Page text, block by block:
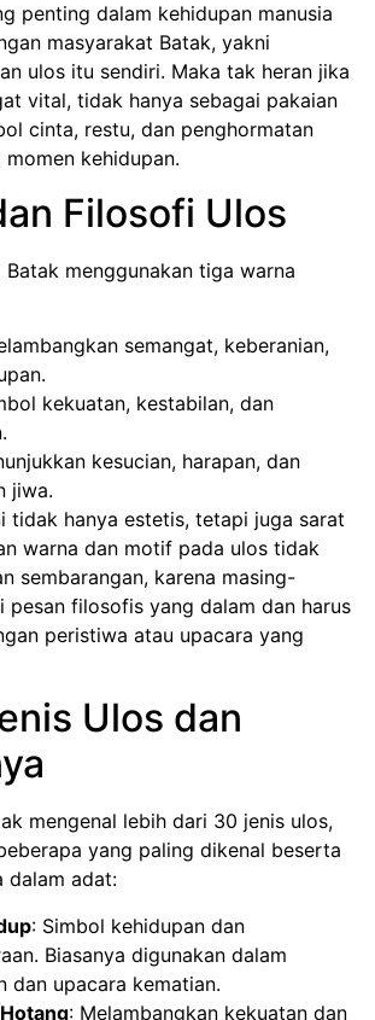
penting dalam kehidupan manusia
masyarakat Batak, yakni
ulos itu sendiri. Maka tak heran jika
vital, tidak hanya sebagai pakaian
cinta, restu, dan penghormatan
kehidupan.
Filosofi Ulos
menggunakan tiga warna
semangat, keberanian,
kekuatan, kestabilan, dan
kesucian, harapan, dan
jiwa.
tidak hanya estetis, tetapi juga sarat
warna dan motif pada ulos tidak
sembarangan, karena masing-
pesan filosofis yang dalam dan harus
peristiwa atau upacara yang
Ulos dan
mengenal lebih dari 30 jenis ulos,
yang paling dikenal beserta
dalam adat:
: Simbol kehidupan dan
Biasanya digunakan dalam
dan upacara kematian.
: Melambangkan kekuatan dan